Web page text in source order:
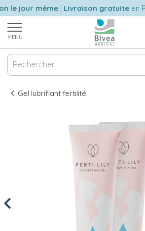
jour même|Livraison gratuiteen
MENU
Gel lubrifiant fertilité
Previous